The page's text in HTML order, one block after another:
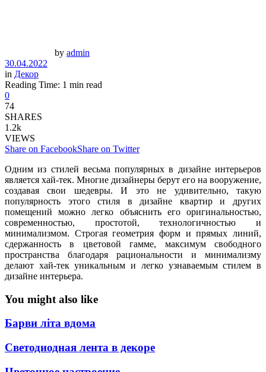
by admin
30.04.2022
in Декор
Reading Time: 1 min read
0
74
SHARES
1.2k
VIEWS
Share on FacebookShare on Twitter
Одним из стилей весьма популярных в дизайне интерьеров
является хай-тек. Многие дизайнеры берут его на вооружение,
создавая свои шедевры. И это не удивительно, такую
популярность этого стиля в дизайне квартир и других
помещений можно легко объяснить его оригинальностью,
современностью, простотой, технологичностью и
минимализмом. Строгая геометрия форм и прямых линий,
сдержанность в цветовой гамме, максимум свободного
пространства благодаря рациональности и минимализму
делают хай-тек уникальным и легко узнаваемым стилем в
дизайне интерьера.
You might also like
Барви літа вдома
Светодиодная лента в декоре